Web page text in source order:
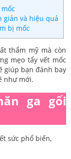
giản và hiệu quả
bị mốc
thẩm mỹ mà còn
mẹo tẩy vết mốc
giúp bạn đánh bay
như mới.
ga gối
sức phổ biến,